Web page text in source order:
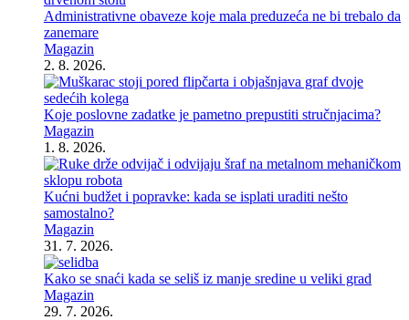
Administrativne obaveze koje mala preduzeća ne bi trebalo da
zanemare
Magazin
2. 8. 2026.
Koje poslovne zadatke je pametno prepustiti stručnjacima?
Magazin
1. 8. 2026.
Kućni budžet i popravke: kada se isplati uraditi nešto
samostalno?
Magazin
31. 7. 2026.
Kako se snaći kada se seliš iz manje sredine u veliki grad
Magazin
29. 7. 2026.